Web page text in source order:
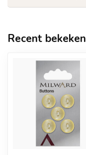
Recent bekeken